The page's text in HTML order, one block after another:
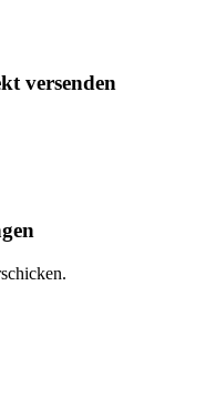
versenden